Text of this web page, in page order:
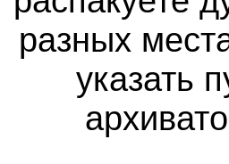
разных
указать